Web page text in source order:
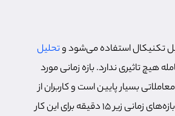
تکنیکال استفاده می‌شود وتحلیل
هیچ تاثیری ندارد. بازه زمانی مورد
بسیار پایین است و کاربران از
نمودارهای قیمتی در بازه‌های زمانی زیر 15 دقیقه برای این کار